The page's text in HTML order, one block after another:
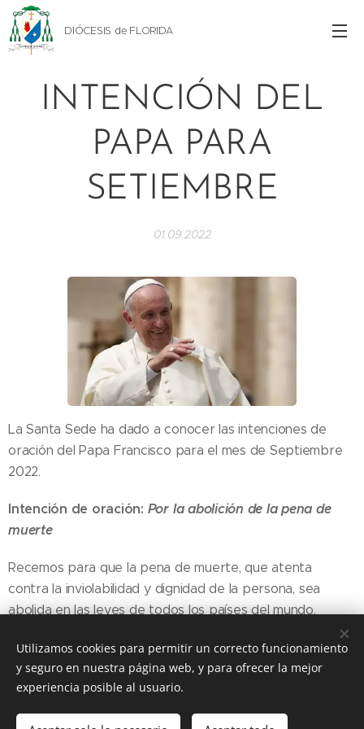
DIÓCESIS de FLORIDA
INTENCIÓN DEL
PAPA PARA
SETIEMBRE
01.09.2022
La Santa Sede ha dado a conocer las intenciones de
oración del Papa Francisco para el mes de Septiembre
2022.
Intención de oración: Por la abolición de la pena de
muerte
Recemos para que la pena de muerte, que atenta
contra la inviolabilidad y dignidad de la persona, sea
abolida en las leyes de todos los países del mundo.
Share
Utilizamos cookies para permitir un correcto funcionamiento
y seguro en nuestra página web, y para ofrecer la mejor
experiencia posible al usuario.